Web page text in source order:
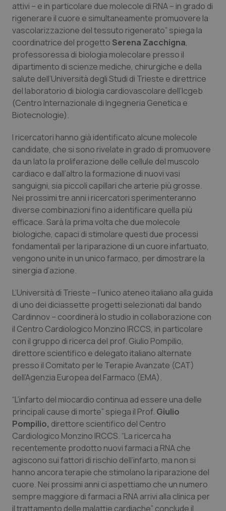
Toscana
Umbria
Valle D’Aosta
Veneto
Obesità
Oftalmologia
Oncodermatologia
Oncoematologia
Oncologia & Nutrizione
Psoriasi & pelle
Quotidiano Cardiologia
Quotidiano Chirurgia
Quotidiano Oncologia
Quotidiano Pediatria
Rene & patologie urogenitali
Salute orale & impianti
Sangue & coagulazione
Tiroide
Tumore al seno
Tumore ovarico
Tumori del Polmone & Testa Collo
Tumori gastrointestinali
Ulcera & Reflusso
Vaccini
attivi – e in particolare due molecole di RNA – in grado di
rigenerare il cuore e simultaneamente promuovere la
vascolarizzazione del tessuto rigenerato” spiega la
coordinatrice del progetto Serena Zacchigna,
professoressa di biologia molecolare presso il
dipartimento di scienze mediche, chirurgiche e della
salute dell’Università degli Studi di Trieste e direttrice
del laboratorio di biologia cardiovascolare dell’Icgeb
(Centro Internazionale di Ingegneria Genetica e
Biotecnologie).
I ricercatori hanno già identificato alcune molecole
candidate, che si sono rivelate in grado di promuovere
da un lato la proliferazione delle cellule del muscolo
cardiaco e dall’altro la formazione di nuovi vasi
sanguigni, sia piccoli capillari che arterie più grosse.
Nei prossimi tre anni i ricercatori sperimenteranno
diverse combinazioni fino a identificare quella più
efficace. Sarà la prima volta che due molecole
biologiche, capaci di stimolare questi due processi
fondamentali per la riparazione di un cuore infartuato,
vengono unite in un unico farmaco, per dimostrare la
sinergia d’azione.
L’Università di Trieste – l’unico ateneo italiano alla guida
di uno dei diciassette progetti selezionati dal bando
Cardinnov – coordinerà lo studio in collaborazione con
il Centro Cardiologico Monzino IRCCS, in particolare
con il gruppo di ricerca del prof. Giulio Pompilio,
direttore scientifico e delegato italiano alternate
presso il Comitato per le Terapie Avanzate (CAT)
dell’Agenzia Europea del Farmaco (EMA).
“L’infarto del miocardio continua ad essere una delle
principali cause di morte” spiega il Prof. Giulio
Pompilio, direttore scientifico del Centro
Cardiologico Monzino IRCCS. “La ricerca ha
recentemente prodotto nuovi farmaci a RNA che
agiscono sui fattori di rischio dell’infarto, ma non si
hanno ancora terapie che stimolano la riparazione del
cuore. Nei prossimi anni ci aspettiamo che un numero
sempre maggiore di farmaci a RNA arrivi alla clinica per
il trattamento delle malattie cardiache” conclude il